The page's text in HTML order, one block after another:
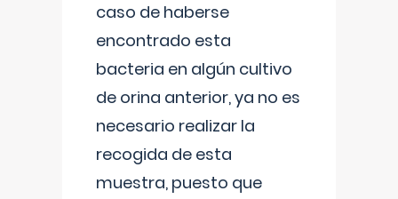
caso de haberse
encontrado esta
bacteria en algún cultivo
de orina anterior, ya no es
necesario realizar la
recogida de esta
muestra, puesto que